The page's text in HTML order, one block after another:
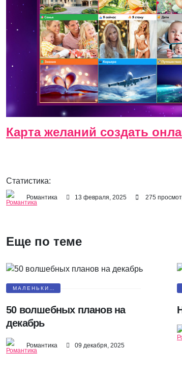
Карта желаний создать
Статистика:
Романтика 13 февраля, 2025 275
Еще по теме
МАЛЕНЬКИЕ
50 волшебных планов на
декабрь
Романтика 09 декабря, 2025